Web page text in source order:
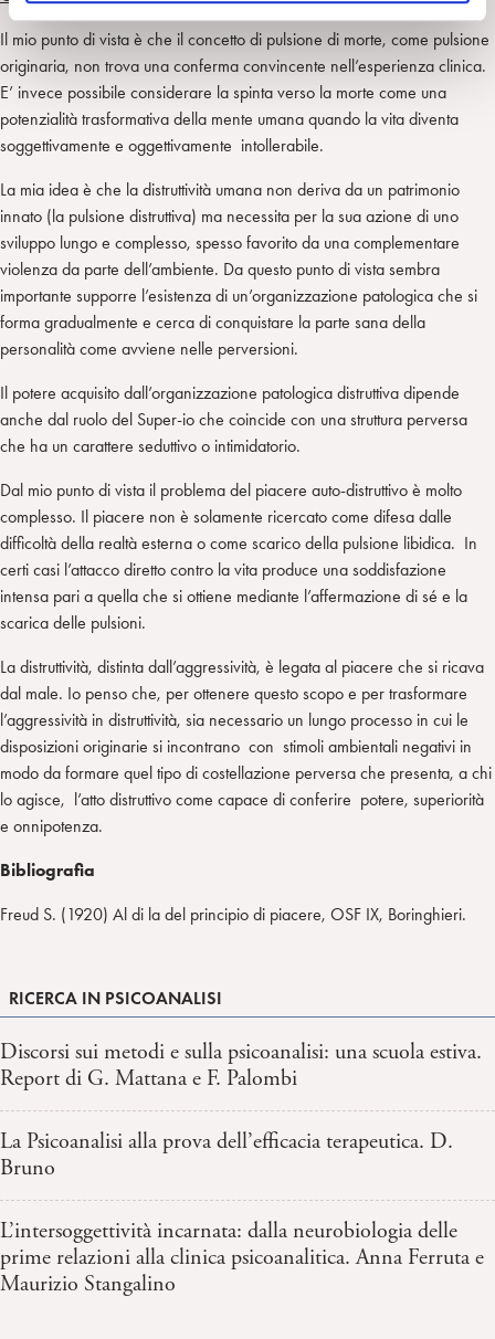
Il mio punto di vista è che il concetto di pulsione di morte, come pulsione
originaria, non trova una conferma convincente nell’esperienza clinica.
E’ invece possibile considerare la spinta verso la morte come una
potenzialità trasformativa della mente umana quando la vita diventa
soggettivamente e oggettivamente intollerabile.
La mia idea è che la distruttività umana non deriva da un patrimonio
innato (la pulsione distruttiva) ma necessita per la sua azione di uno
sviluppo lungo e complesso, spesso favorito da una complementare
violenza da parte dell’ambiente. Da questo punto di vista sembra
importante supporre l’esistenza di un’organizzazione patologica che si
forma gradualmente e cerca di conquistare la parte sana della
personalità come avviene nelle perversioni.
Il potere acquisito dall’organizzazione patologica distruttiva dipende
anche dal ruolo del Super-io che coincide con una struttura perversa
che ha un carattere seduttivo o intimidatorio.
Dal mio punto di vista il problema del piacere auto-distruttivo è molto
complesso. Il piacere non è solamente ricercato come difesa dalle
difficoltà della realtà esterna o come scarico della pulsione libidica. In
certi casi l’attacco diretto contro la vita produce una soddisfazione
intensa pari a quella che si ottiene mediante l’affermazione di sé e la
scarica delle pulsioni.
La distruttività, distinta dall’aggressività, è legata al piacere che si ricava
dal male. Io penso che, per ottenere questo scopo e per trasformare
l’aggressività in distruttività, sia necessario un lungo processo in cui le
disposizioni originarie si incontrano con stimoli ambientali negativi in
modo da formare quel tipo di costellazione perversa che presenta, a chi
lo agisce, l’atto distruttivo come capace di conferire potere, superiorità
e onnipotenza.
Bibliografia
Freud S. (1920) Al di la del principio di piacere, OSF IX, Boringhieri.
RICERCA IN PSICOANALISI
Discorsi sui metodi e sulla psicoanalisi: una scuola estiva.
Report di G. Mattana e F. Palombi
La Psicoanalisi alla prova dell’efficacia terapeutica. D.
Bruno
L’intersoggettività incarnata: dalla neurobiologia delle
prime relazioni alla clinica psicoanalitica. Anna Ferruta e
Maurizio Stangalino